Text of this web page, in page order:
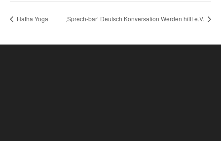
Hatha Yoga ‚Sprech-bar‘ Deutsch Konversation Werden hilft e.V.